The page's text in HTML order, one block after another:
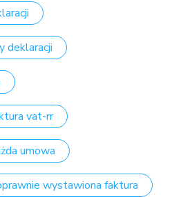
deklaracji
vat-rr
umowa
wystawiona faktura